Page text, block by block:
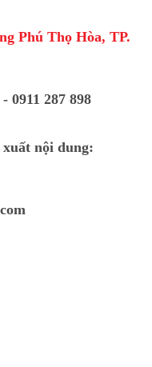
Phú Thọ Hòa, TP.
0911 287 898
nội dung: